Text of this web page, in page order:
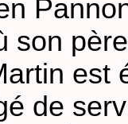
son
est
de